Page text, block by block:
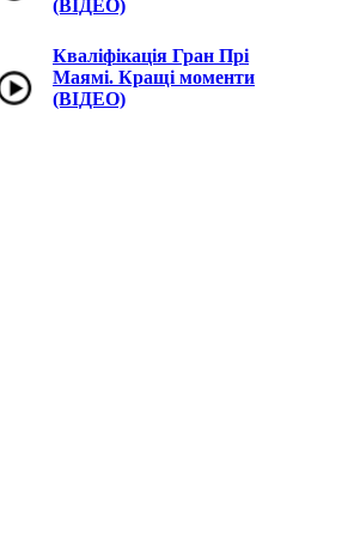
(ВІДЕО)
Кваліфікація Гран Прі
Маямі. Кращі моменти
(ВІДЕО)